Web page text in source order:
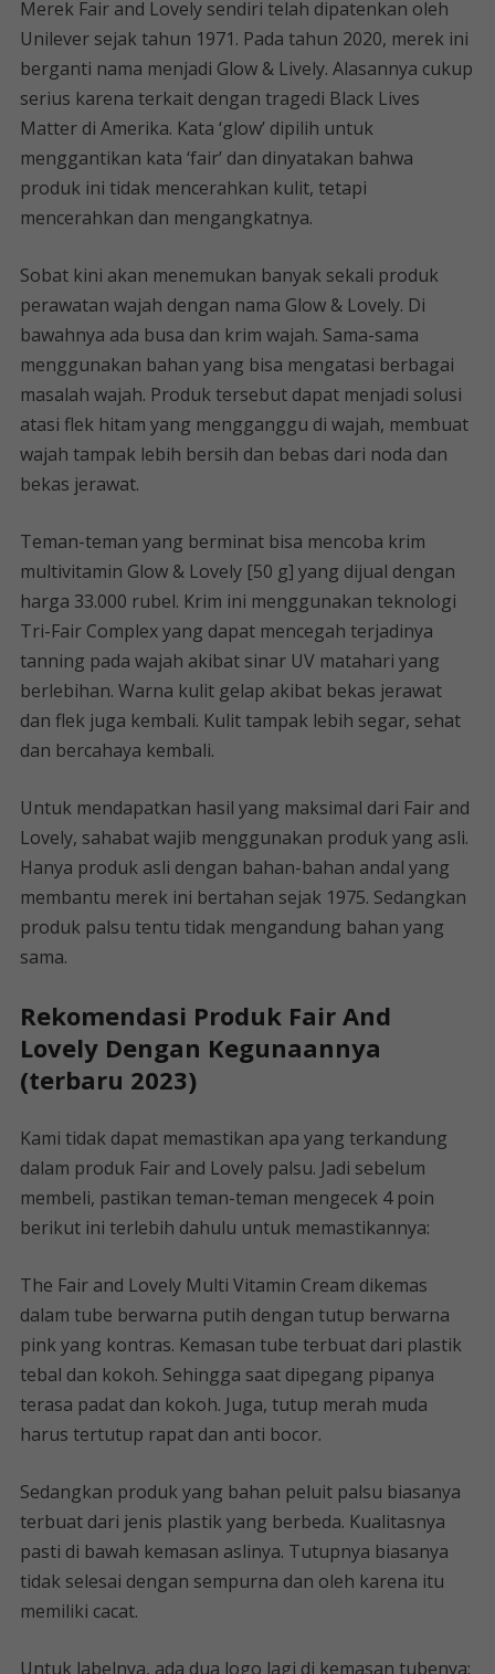
Merek Fair and Lovely sendiri telah dipatenkan oleh
Unilever sejak tahun 1971. Pada tahun 2020, merek ini
berganti nama menjadi Glow & Lively. Alasannya cukup
serius karena terkait dengan tragedi Black Lives
Matter di Amerika. Kata ‘glow’ dipilih untuk
menggantikan kata ‘fair’ dan dinyatakan bahwa
produk ini tidak mencerahkan kulit, tetapi
mencerahkan dan mengangkatnya.
Sobat kini akan menemukan banyak sekali produk
perawatan wajah dengan nama Glow & Lovely. Di
bawahnya ada busa dan krim wajah. Sama-sama
menggunakan bahan yang bisa mengatasi berbagai
masalah wajah. Produk tersebut dapat menjadi solusi
atasi flek hitam yang mengganggu di wajah, membuat
wajah tampak lebih bersih dan bebas dari noda dan
bekas jerawat.
Teman-teman yang berminat bisa mencoba krim
multivitamin Glow & Lovely [50 g] yang dijual dengan
harga 33.000 rubel. Krim ini menggunakan teknologi
Tri-Fair Complex yang dapat mencegah terjadinya
tanning pada wajah akibat sinar UV matahari yang
berlebihan. Warna kulit gelap akibat bekas jerawat
dan flek juga kembali. Kulit tampak lebih segar, sehat
dan bercahaya kembali.
Untuk mendapatkan hasil yang maksimal dari Fair and
Lovely, sahabat wajib menggunakan produk yang asli.
Hanya produk asli dengan bahan-bahan andal yang
membantu merek ini bertahan sejak 1975. Sedangkan
produk palsu tentu tidak mengandung bahan yang
sama.
Rekomendasi Produk Fair And
Lovely Dengan Kegunaannya
(terbaru 2023)
Kami tidak dapat memastikan apa yang terkandung
dalam produk Fair and Lovely palsu. Jadi sebelum
membeli, pastikan teman-teman mengecek 4 poin
berikut ini terlebih dahulu untuk memastikannya:
The Fair and Lovely Multi Vitamin Cream dikemas
dalam tube berwarna putih dengan tutup berwarna
pink yang kontras. Kemasan tube terbuat dari plastik
tebal dan kokoh. Sehingga saat dipegang pipanya
terasa padat dan kokoh. Juga, tutup merah muda
harus tertutup rapat dan anti bocor.
Sedangkan produk yang bahan peluit palsu biasanya
terbuat dari jenis plastik yang berbeda. Kualitasnya
pasti di bawah kemasan aslinya. Tutupnya biasanya
tidak selesai dengan sempurna dan oleh karena itu
memiliki cacat.
Untuk labelnya, ada dua logo lagi di kemasan tubenya: